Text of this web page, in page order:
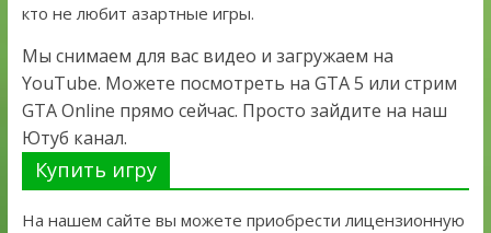
кто не любит азартные игры.
Мы снимаем для вас видео и загружаем на
YouTube. Можете посмотреть на GTA 5 или стрим
GTA Online прямо сейчас. Просто зайдите на наш
Ютуб канал.
Купить игру
На нашем сайте вы можете приобрести лицензионную